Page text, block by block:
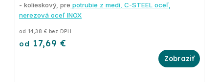
od 14,38 € bez DPH
od 17,69 €
- kolieskový, pre potrubie z medi, C-STEEL oceľ,
nerezová oceľ INOX